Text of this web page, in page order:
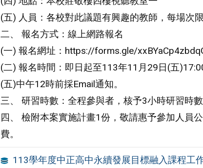
(五) 人員：各校對此議題有興趣的教師，每場次
二、 報名方式：線上網路報名
(一) 報名網址：https://forms.gle/
(二) 報名時間：即日起至113年11月29日(五
(五)中午12時前採Email通知。
三、 研習時數：全程參與者，核予3小時研習時
四、 檢附本案實施計畫1份，敬請惠予參加人員
費。
113學年度中正高中永續發展目標融入課程工